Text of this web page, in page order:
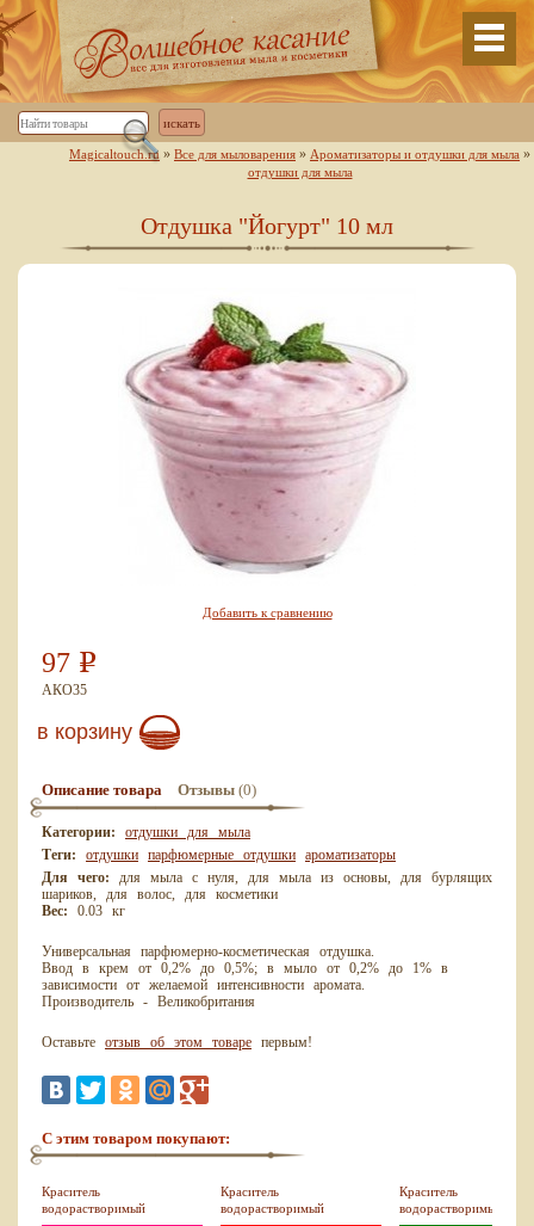
Magicaltouch.ru » Все для мыловарения » Ароматизаторы и отдушки для мыла »
отдушки для мыла
Отдушка "Йогурт" 10 мл
Добавить к сравнению
97 Р
АКО35
в корзину
Описание товара Отзывы (0)
Категории:
отдушки для мыла
Теги:
отдушки парфюмерные отдушки ароматизаторы
Для чего:
для мыла с нуля, для мыла из основы, для бурлящих
шариков, для волос, для косметики
Вес:
0.03 кг
Универсальная парфюмерно-косметическая отдушка.
Ввод в крем от 0,2% до 0,5%; в мыло от 0,2% до 1% в
зависимости от желаемой интенсивности аромата.
Производитель - Великобритания
Оставьте отзыв об этом товаре первым!
С этим товаром покупают:
Краситель
водорастворимый
Краситель
водорастворимый
Краситель
водорастворимый